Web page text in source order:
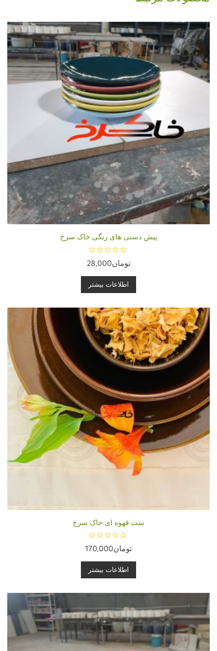
پیش دستی های رنگی خاک سرخ
م
ت
ی
ا
ز
0
5
تومان28,000
اطلاعات بیشتر
ست قهوه ای خاک سرخ
م
ی
ا
ز
0
تومان170,000
اطلاعات بیشتر